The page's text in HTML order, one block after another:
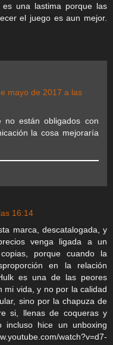
una lastima porque las
el juego es aun mejor.
mayo de 2017 a las
no están obligados con
la cosa mejoraría
16:14
marca, descatalogada, y
venga ligada a un
porque cuando la
en la relación
es una de las peores
mi vida, y no por la calidad
sino por la chapuza de
si, llenas de coqueras y
incluso hice un unboxing
watch?v=d7-